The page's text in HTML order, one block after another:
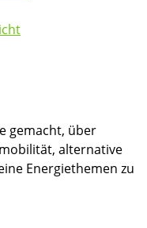
gemacht, über
alternative
Energiethemen zu